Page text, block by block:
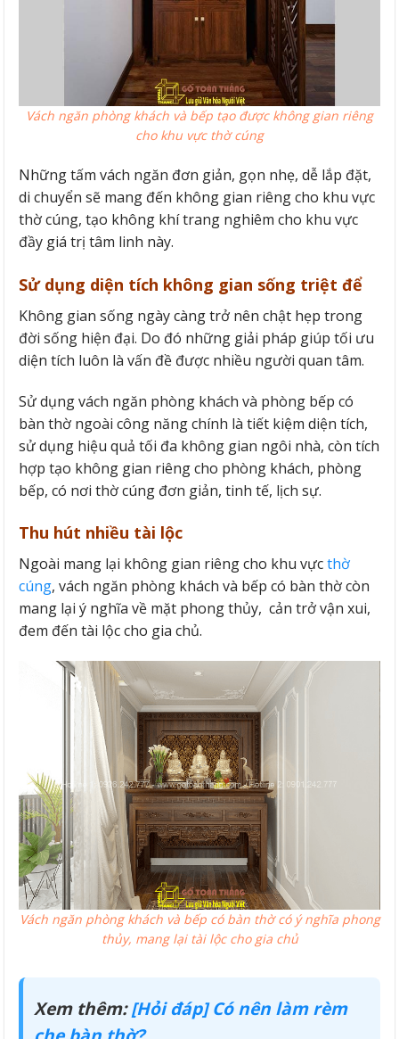
Vách ngăn phòng khách và bếp tạo được không gian riêng
cho khu vực thờ cúng
Những tấm vách ngăn đơn giản, gọn nhẹ, dễ lắp đặt,
di chuyển sẽ mang đến không gian riêng cho khu vực
thờ cúng, tạo không khí trang nghiêm cho khu vực
đầy giá trị tâm linh này.
Sử dụng diện tích không gian sống triệt để
Không gian sống ngày càng trở nên chật hẹp trong
đời sống hiện đại. Do đó những giải pháp giúp tối ưu
diện tích luôn là vấn đề được nhiều người quan tâm.
Sử dụng vách ngăn phòng khách và phòng bếp có
bàn thờ ngoài công năng chính là tiết kiệm diện tích,
sử dụng hiệu quả tối đa không gian ngôi nhà, còn tích
hợp tạo không gian riêng cho phòng khách, phòng
bếp, có nơi thờ cúng đơn giản, tinh tế, lịch sự.
Thu hút nhiều tài lộc
Ngoài mang lại không gian riêng cho khu vựcthờ
cúng, vách ngăn phòng khách và bếp có bàn thờ còn
mang lại ý nghĩa về mặt phong thủy, cản trở vận xui,
đem đến tài lộc cho gia chủ.
Vách ngăn phòng khách và bếp có bàn thờ có ý nghĩa phong
thủy, mang lại tài lộc cho gia chủ
Xem thêm:[Hỏi đáp] Có nên làm rèm